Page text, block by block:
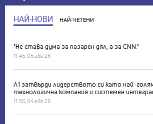
НАЙ-НОВИ НАЙ-ЧЕТЕНИ
"Не става дума за пазарен дял, а за CNN."
11:45, 05 авг 26
А1 затвърди лидерството си като най-
технологична компания и системен
11:56, 04 авг 26